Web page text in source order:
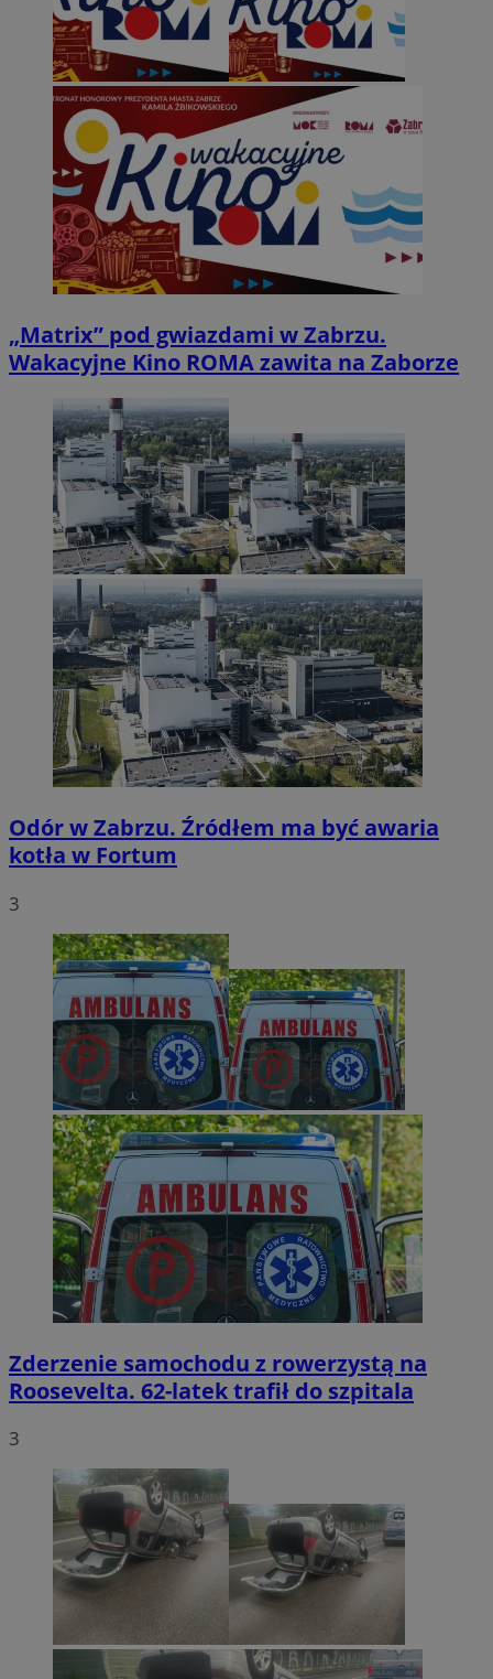
„Matrix” pod gwiazdami w Zabrzu.
Wakacyjne Kino ROMA zawita na Zaborze
Odór w Zabrzu. Źródłem ma być awaria
kotła w Fortum
3
Zderzenie samochodu z rowerzystą na
Roosevelta. 62-latek trafił do szpitala
3